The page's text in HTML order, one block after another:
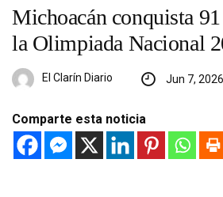
Michoacán conquista
la Olimpiada Nacional
El Clarín Diario Jun 7, 2026
Comparte esta noticia